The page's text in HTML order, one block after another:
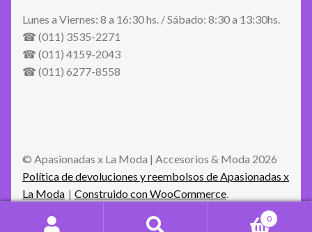
Lunes a Viernes: 8 a 16:30 hs. / Sábado: 8:30 a 13:30hs.
☎ (011) 3535-2271
☎ (011) 4159-2043
☎ (011) 6277-8558
© Apasionadas x La Moda | Accesorios & Moda 2026
Política de devoluciones y reembolsos de Apasionadas x
La Moda
Construido con WooCommerce.
0